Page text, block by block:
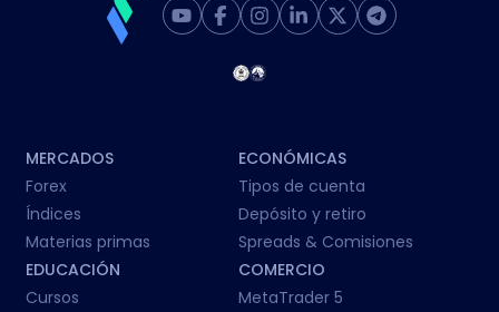
MERCADOS
Forex
Índices
Materias primas
ECONÓMICAS
Tipos de cuenta
Depósito y retiro
Spreads & Comisiones
EDUCACIÓN
Cursos
COMERCIO
MetaTrader 5